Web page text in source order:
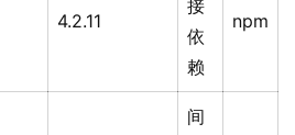
4.2.11
接
依
赖
npm
间